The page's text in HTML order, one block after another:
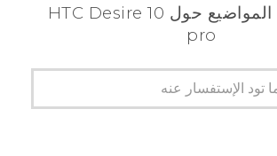
البحث عن المواضيع حول HTC Desire 10
pro